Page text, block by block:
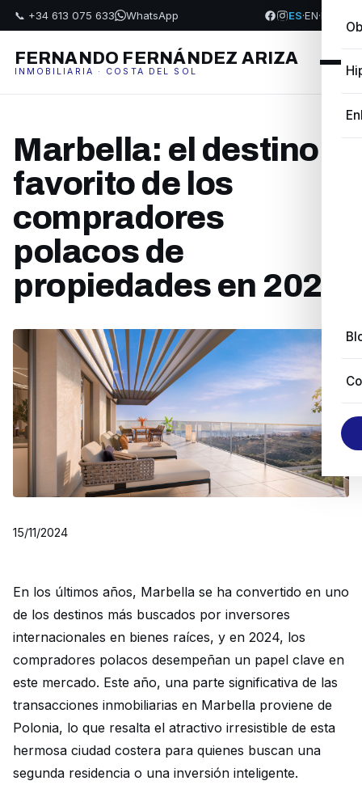
📞 +34 613 075 633 WhatsApp ES·EN·FR
FERNANDO FERNÁNDEZ ARIZA
INMOBILIARIA · COSTA DEL SOL
Marbella: el destino
favorito de los
compradores
polacos de
propiedades en 2024
15/11/2024
En los últimos años, Marbella se ha convertido en uno
de los destinos más buscados por inversores
internacionales en bienes raíces, y en 2024, los
compradores polacos desempeñan un papel clave en
este mercado. Este año, una parte significativa de las
transacciones inmobiliarias en Marbella proviene de
Polonia, lo que resalta el atractivo irresistible de esta
hermosa ciudad costera para quienes buscan una
segunda residencia o una inversión inteligente.